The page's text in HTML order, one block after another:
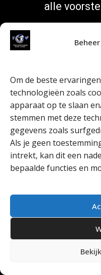
Om de beste
technologieën zoals
apparaat op te slaan
stemmen met deze
gegevens zoals
Als je geen
intrekt, kan dit een
bepaalde functies en
alle
Predikant en